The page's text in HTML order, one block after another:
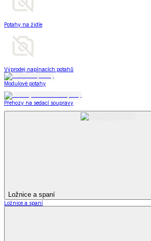
Potahy na židle
Výprodej napínacích potahů
Modulové potahy
Přehozy na sedací soupravy
Ložnice a spaní
Ložnice a spaní